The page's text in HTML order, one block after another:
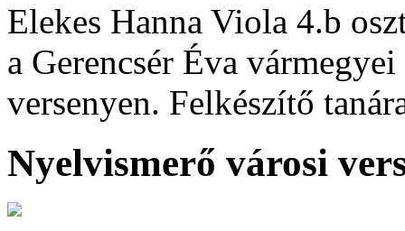
Elekes Hanna Viola 4.b
a Gerencsér Éva
versenyen. Felkészítő
Nyelvismerő városi